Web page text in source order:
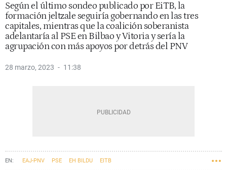
Según el último sondeo publicado por EiTB, la
formación jeltzale seguiría gobernando en las tres
capitales, mientras que la coalición soberanista
adelantaría al PSE en Bilbao y Vitoria y sería la
agrupación con más apoyos por detrás del PNV
28 marzo, 2023 11:38
EAJ-PNV PSE EH BILDU EITB